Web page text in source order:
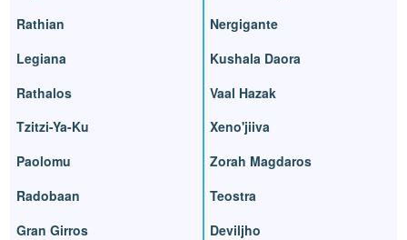
Rathian
Legiana
Rathalos
Tzitzi-Ya-Ku
Paolomu
Radobaan
Gran Girros
Nergigante
Kushala Daora
Vaal Hazak
Xeno'jiiva
Zorah Magdaros
Teostra
Deviljho